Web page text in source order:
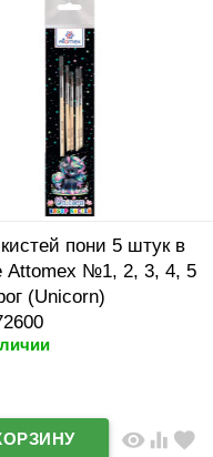
пони 5 штук в
Attomex №1, 2, 3, 4, 5
(Unicorn)
visibility equalizer favorite